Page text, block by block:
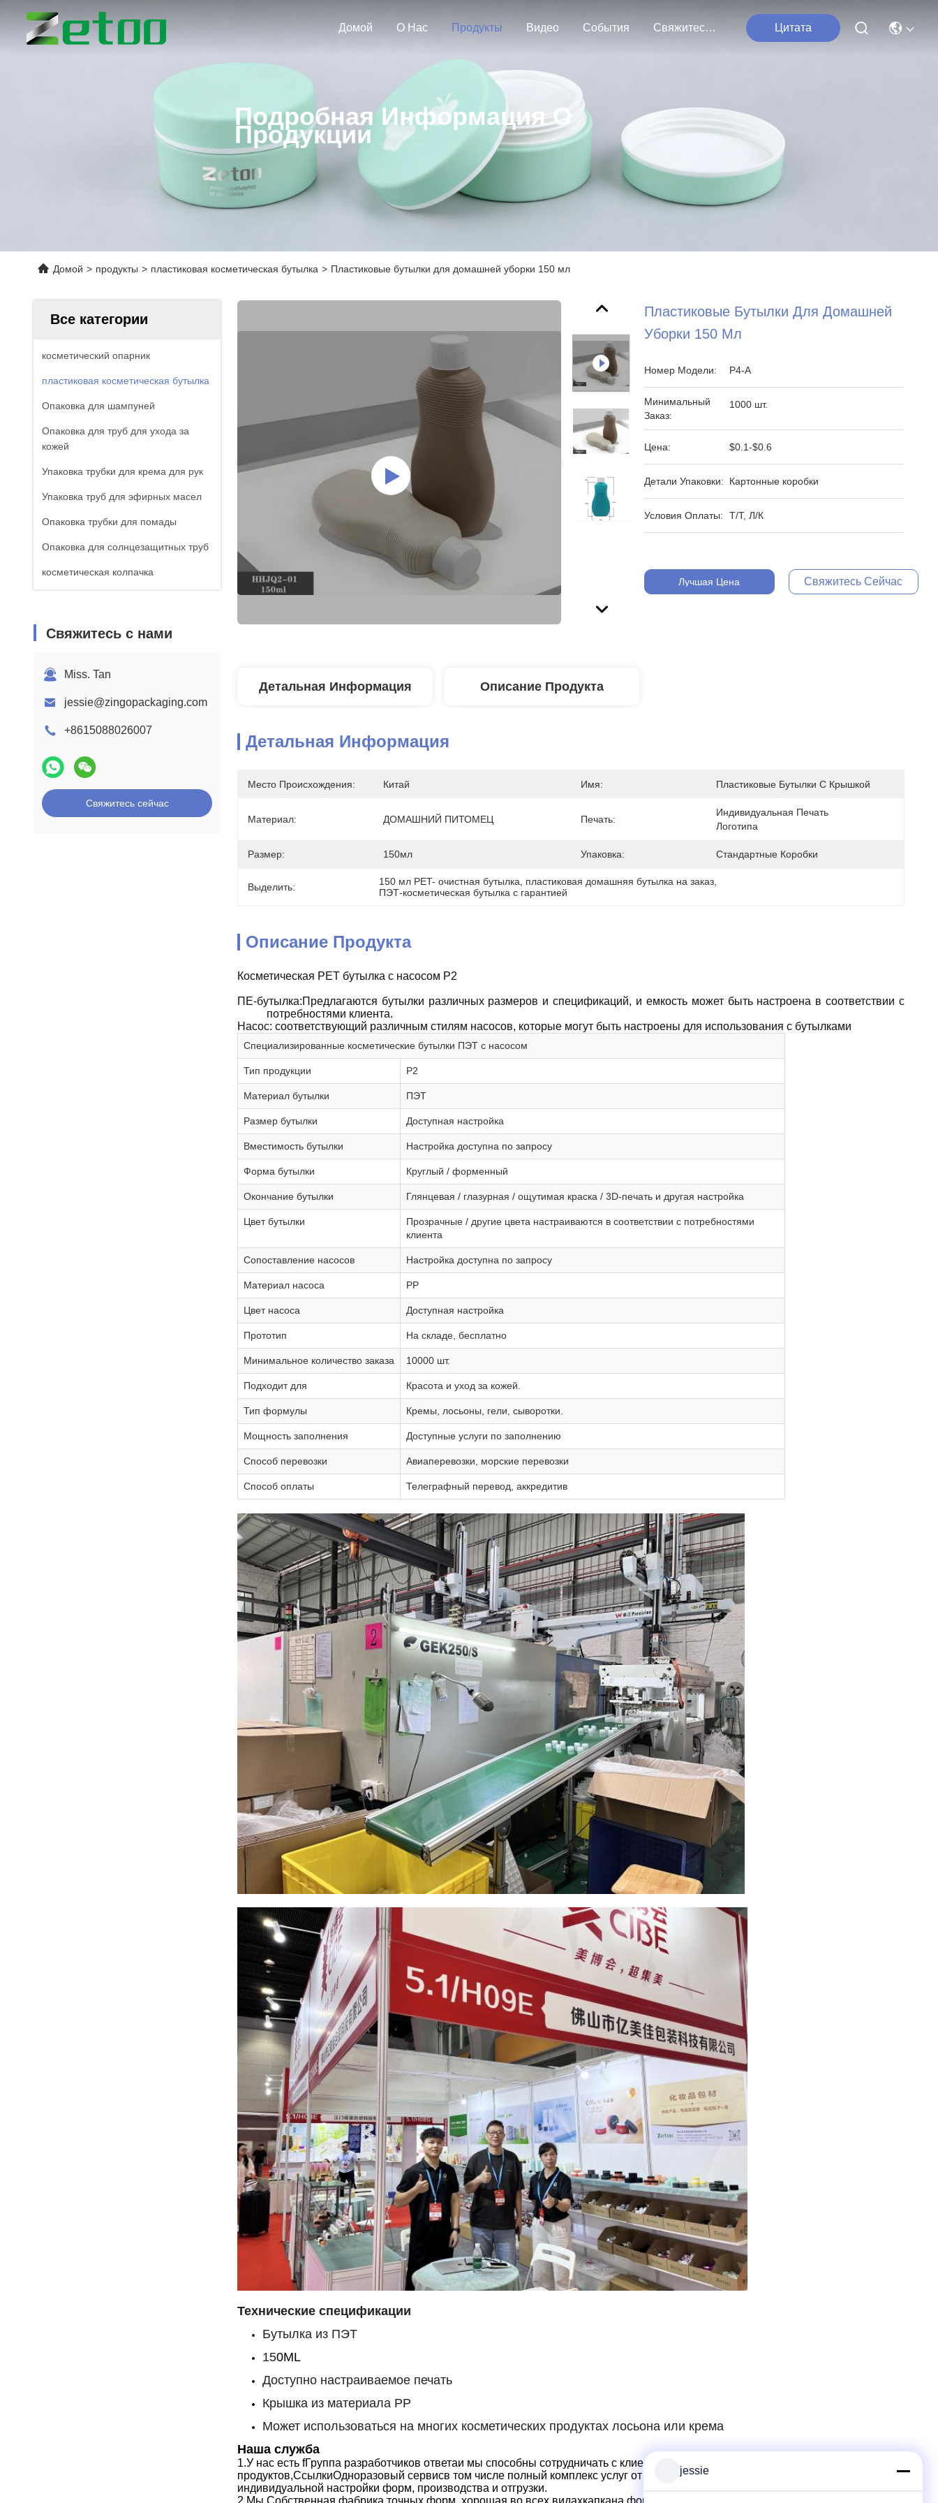
Домой О Нас Продукты Видео События Свяжитесь С Нами Цитата
Подробная Информация О
Продукции
Домой > продукты > пластиковая косметическая бутылка > Пластиковые бутылки для домашней уборки 150 мл
Все категории
косметический опарник
пластиковая косметическая бутылка
Опаковка для шампуней
Опаковка для труб для ухода за
кожей
Упаковка трубки для крема для рук
Упаковка труб для эфирных масел
Опаковка трубки для помады
Опаковка для солнцезащитных труб
косметическая колпачка
Свяжитесь с нами
Miss. Tan
jessie@zingopackaging.com
+8615088026007
Свяжитесь сейчас
Пластиковые Бутылки Для Домашней
Уборки 150 Мл
Номер Модели: P4-A
Минимальный
Заказ:
1000 шт.
Цена: $0.1-$0.6
Детали Упаковки: Картонные коробки
Условия Оплаты: Т/Т, Л/К
Лучшая Цена Свяжитесь Сейчас
Детальная Информация Описание Продукта
Детальная Информация
Место Происхождения: Китай Имя: Пластиковые Бутылки С Крышкой
Материал: ДОМАШНИЙ ПИТОМЕЦ Печать:
Индивидуальная Печать
Логотипа
Размер: 150мл Упаковка: Стандартные Коробки
Выделить: 150 мл PET- очистная бутылка пластиковая домашняя бутылка на заказ
ПЭТ-косметическая бутылка с гарантией
Описание Продукта
Косметическая PET бутылка с насосом P2
ПЕ-бутылка:Предлагаются бутылки различных размеров и спецификаций, и емкость может быть настроена в соответствии с
потребностями клиента.
Насос: соответствующий различным стилям насосов, которые могут быть настроены для использования с бутылками
Специализированные косметические бутылки ПЭТ с насосом
Тип продукции P2
Материал бутылки ПЭТ
Размер бутылки Доступная настройка
Вместимость бутылки Настройка доступна по запросу
Форма бутылки Круглый / форменный
Окончание бутылки Глянцевая / глазурная / ощутимая краска / 3D-печать и другая настройка
Цвет бутылки
Прозрачные / другие цвета настраиваются в соответствии с потребностями
клиента
Сопоставление насосов Настройка доступна по запросу
Материал насоса PP
Цвет насоса Доступная настройка
Прототип На складе, бесплатно
Минимальное количество заказа 10000 шт.
Подходит для Красота и уход за кожей.
Тип формулы Кремы, лосьоны, гели, сыворотки.
Мощность заполнения Доступные услуги по заполнению
Способ перевозки Авиаперевозки, морские перевозки
Способ оплаты Телеграфный перевод, аккредитив
Технические спецификации
Бутылка из ПЭТ
150ML
Доступно настраиваемое печать
Крышка из материала PP
Может использоваться на многих косметических продуктах лосьона или крема
Наша служба
1.У нас есть fГруппа разработчиков ответаи мы способны сотрудничать с клиентами в области разработки и проектирования
продуктов,СсылкиОдноразовый сервисв том числе полный комплекс услуг от проектирования структуры продукта,
индивидуальной настройки форм, производства и отгрузки.
2. Мы Собственная фабрика точных форм, хорошая во всех видахкапкана формы, двухцветные
jessie